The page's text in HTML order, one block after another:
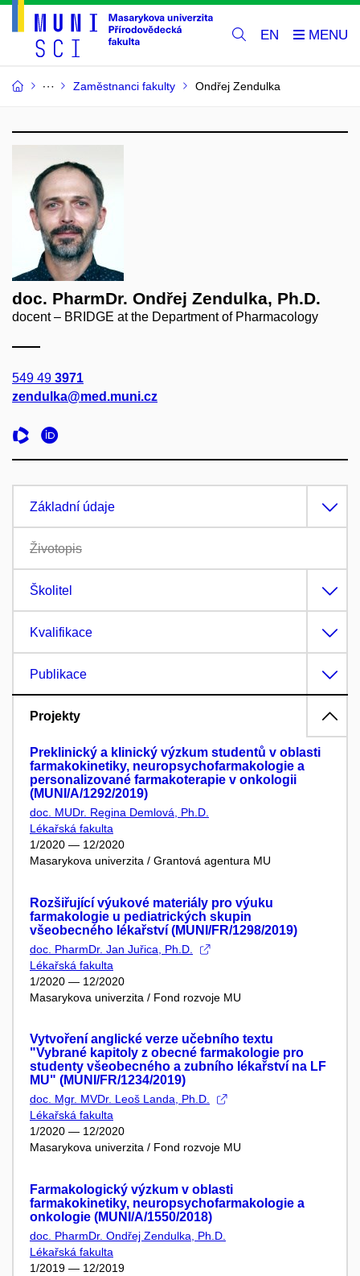
EN
Zaměstnanci fakulty Ondřej Zendulka
doc. PharmDr. Ondřej Zendulka, Ph.D.
docent – BRIDGE at the Department of Pharmacology
549 49 3971
zendulka@med.muni.cz
Základní údaje
Životopis
Školitel
Kvalifikace
Publikace
Projekty
Preklinický a klinický výzkum studentů v oblasti
farmakokinetiky, neuropsychofarmakologie a
personalizované farmakoterapie v onkologii
(MUNI/A/1292/2019)
doc. MUDr. Regina Demlová, Ph.D.
Lékařská fakulta
1/2020 — 12/2020
Masarykova univerzita / Grantová agentura MU
Rozšiřující výukové materiály pro výuku
farmakologie u pediatrických skupin
všeobecného lékařství (MUNI/FR/1298/2019)
doc. PharmDr. Jan Juřica, Ph.D.
Lékařská fakulta
1/2020 — 12/2020
Masarykova univerzita / Fond rozvoje MU
Vytvoření anglické verze učebního textu
"Vybrané kapitoly z obecné farmakologie pro
studenty všeobecného a zubního lékařství na LF
MU" (MUNI/FR/1234/2019)
doc. Mgr. MVDr. Leoš Landa, Ph.D.
Lékařská fakulta
1/2020 — 12/2020
Masarykova univerzita / Fond rozvoje MU
Farmakologický výzkum v oblasti
farmakokinetiky, neuropsychofarmakologie a
onkologie (MUNI/A/1550/2018)
doc. PharmDr. Ondřej Zendulka, Ph.D.
Lékařská fakulta
1/2019 — 12/2019